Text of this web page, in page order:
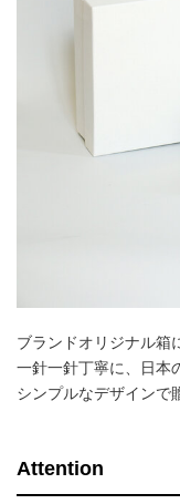
ブランドオリジナル箱
一針一針丁寧に、日本
シンプルなデザインで
Attention